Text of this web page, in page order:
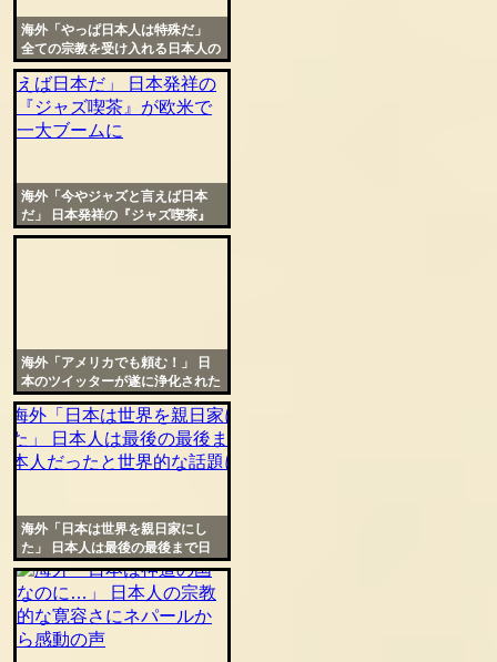
海外「やっぱ日本人は特殊だ」
全ての宗教を受け入れる日本人の
特別な宗教観が話題に
海外「今やジャズと言えば日本
だ」 日本発祥の『ジャズ喫茶』
が欧米で一大ブームに
海外「アメリカでも頼む！」 日
本のツイッターが遂に浄化された
と海外から羨望の声
海外「日本は世界を親日家にし
た」 日本人は最後の最後まで日
本人だったと世界的な話題に